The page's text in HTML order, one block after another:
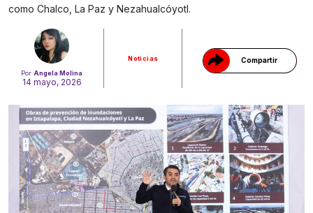
Por Angela Molina
14 mayo, 2026
Noticias Compartir
como Chalco, La Paz y Nezahualcóyotl.